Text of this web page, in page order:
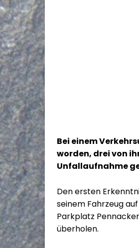
Bei einem
worden, drei von
Unfallaufnahme
Den ersten
seinem Fahrzeug
Parkplatz
überholen.